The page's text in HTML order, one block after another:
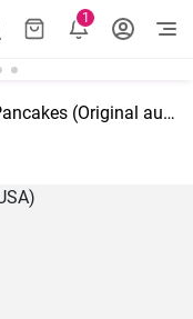
1
Fluffige Pancakes (Original aus den USA)